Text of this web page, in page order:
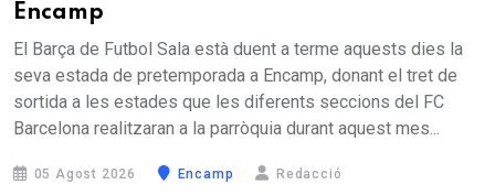
Encamp
El Barça de Futbol Sala està duent a terme aquests dies la
seva estada de pretemporada a Encamp, donant el tret de
sortida a les estades que les diferents seccions del FC
Barcelona realitzaran a la parròquia durant aquest mes...
05 Agost 2026 Encamp Redacció